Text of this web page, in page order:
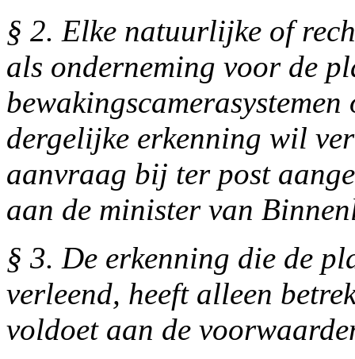
§ 2. Elke natuurlijke of
als onderneming voor de
dergelijke erkenning wil
aanvraag bij ter post
aan de minister van
§ 3. De erkenning die de
verleend, heeft alleen
voldoet aan de